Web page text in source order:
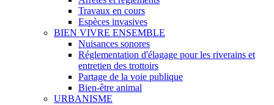
Travaux en cours
Espèces invasives
BIEN VIVRE ENSEMBLE
Nuisances sonores
Réglementation d'élagage pour les riverains et
entretien des trottoirs
Partage de la voie publique
Bien-être animal
URBANISME